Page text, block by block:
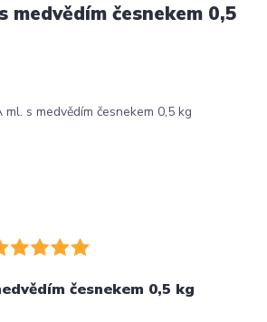
medvědím česnekem 0,5
česnekem 0,5 kg